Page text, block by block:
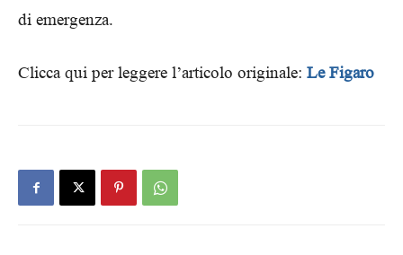
di emergenza.
Clicca qui per leggere l’articolo originale: Le Figaro